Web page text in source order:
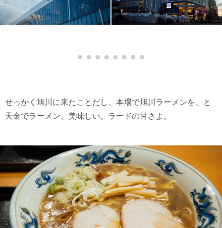
せっかく旭川に来たことだし、本場で旭川ラーメンを、と
天金でラーメン、美味しい。ラードの甘さよ。